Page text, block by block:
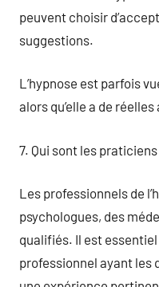
peuvent choisir
suggestions.
L’hypnose est parfois
alors qu’elle a de
7. Qui sont les praticiens
Les professionnels de
psychologues, des
qualifiés. Il est
professionnel ayant